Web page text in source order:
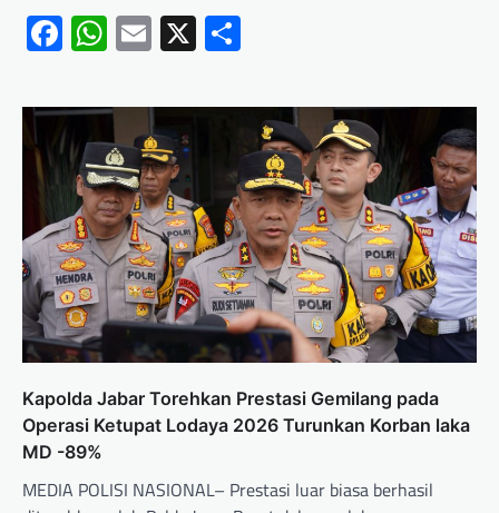
Facebook
WhatsApp
Email
X
Kapolda Jabar Torehkan Prestasi Gemilang pada
Operasi Ketupat Lodaya 2026 Turunkan Korban laka
MD -89%
MEDIA POLISI NASIONAL– Prestasi luar biasa berhasil